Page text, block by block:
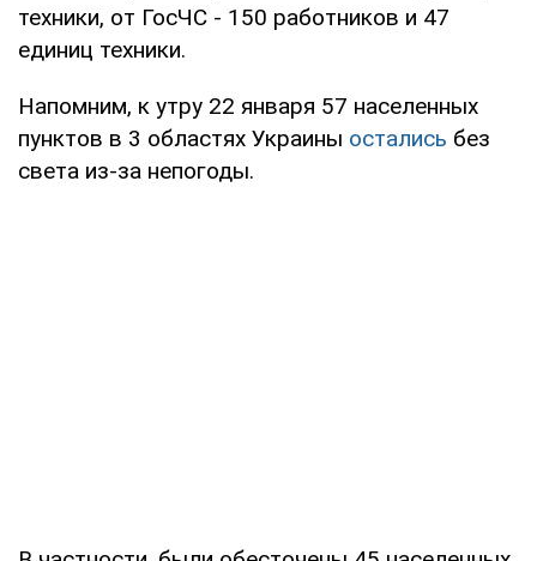
техники, от ГосЧС - 150 работников и 47
единиц техники.
Напомним, к утру 22 января 57 населенных
пунктов в 3 областях Украины остались без
света из-за непогоды.